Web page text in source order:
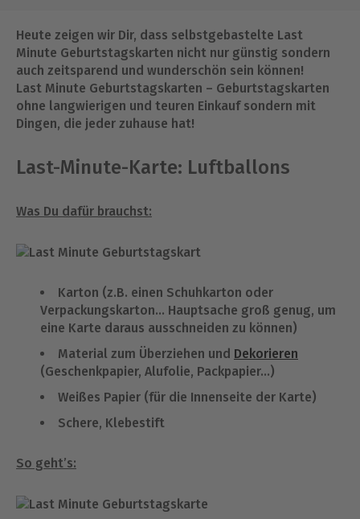
Heute zeigen wir Dir, dass selbstgebastelte Last
Minute Geburtstagskarten nicht nur günstig sondern
auch zeitsparend und wunderschön sein können!
Last Minute Geburtstagskarten – Geburtstagskarten
ohne langwierigen und teuren Einkauf sondern mit
Dingen, die jeder zuhause hat!
Last-Minute-Karte: Luftballons
Was Du dafür brauchst:
Karton (z.B. einen Schuhkarton oder
Verpackungskarton… Hauptsache groß genug, um
eine Karte daraus ausschneiden zu können)
Material zum Überziehen und Dekorieren
(Geschenkpapier, Alufolie, Packpapier…)
Weißes Papier (für die Innenseite der Karte)
Schere, Klebestift
So geht’s: